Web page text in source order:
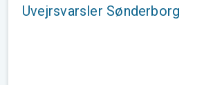
Uvejrsvarsler Sønderborg